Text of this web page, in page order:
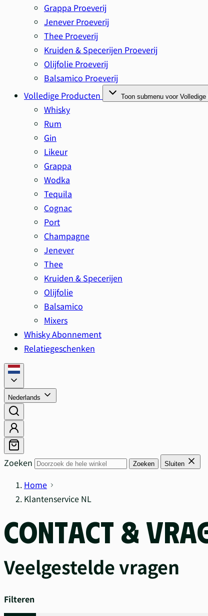
Grappa Proeverij
Jenever Proeverij
Thee Proeverij
Kruiden & Specerijen Proeverij
Olijfolie Proeverij
Balsamico Proeverij
Volledige Producten
Toon submenu voor
Whisky
Rum
Gin
Likeur
Grappa
Wodka
Tequila
Cognac
Port
Champagne
Jenever
Thee
Kruiden & Specerijen
Olijfolie
Balsamico
Mixers
Whisky Abonnement
Relatiegeschenken
Nederlands
Zoeken Zoeken Sluiten
Home
Klantenservice NL
CONTACT &
Veelgestelde vragen
Filteren